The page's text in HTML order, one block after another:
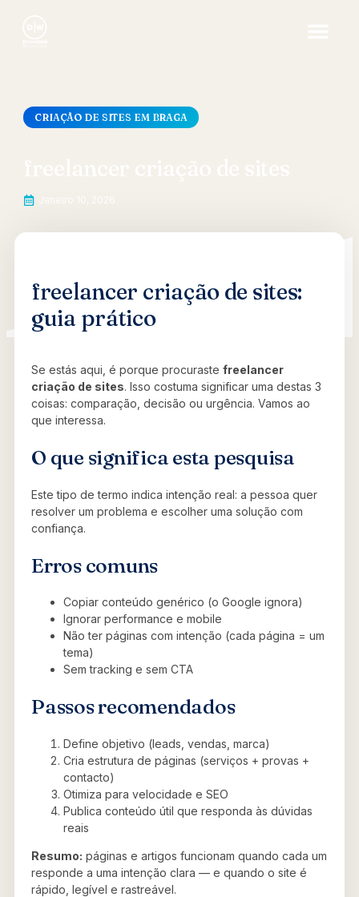
CRIAÇÃO DE SITES EM BRAGA
freelancer criação de sites:
guia prático
Se estás aqui, é porque procuraste freelancer
criação de sites. Isso costuma significar uma destas 3
coisas: comparação, decisão ou urgência. Vamos ao
que interessa.
O que significa esta pesquisa
Este tipo de termo indica intenção real: a pessoa quer
resolver um problema e escolher uma solução com
confiança.
Erros comuns
Copiar conteúdo genérico (o Google ignora)
Ignorar performance e mobile
Não ter páginas com intenção (cada página = um
tema)
Sem tracking e sem CTA
Passos recomendados
Define objetivo (leads, vendas, marca)
Cria estrutura de páginas (serviços + provas +
contacto)
Otimiza para velocidade e SEO
Publica conteúdo útil que responda às dúvidas
reais
Resumo: páginas e artigos funcionam quando cada um
responde a uma intenção clara — e quando o site é
rápido, legível e rastreável.